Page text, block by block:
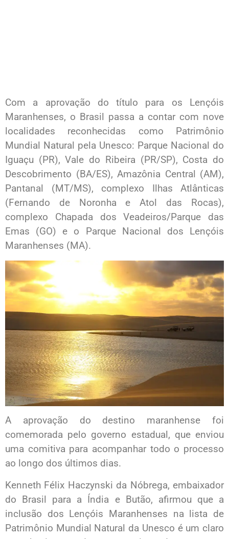
Com a aprovação do título para os Lençóis
Maranhenses, o Brasil passa a contar com nove
localidades reconhecidas como Patrimônio
Mundial Natural pela Unesco: Parque Nacional do
Iguaçu (PR), Vale do Ribeira (PR/SP), Costa do
Descobrimento (BA/ES), Amazônia Central (AM),
Pantanal (MT/MS), complexo Ilhas Atlânticas
(Fernando de Noronha e Atol das Rocas),
complexo Chapada dos Veadeiros/Parque das
Emas (GO) e o Parque Nacional dos Lençóis
Maranhenses (MA).
A aprovação do destino maranhense foi
comemorada pelo governo estadual, que enviou
uma comitiva para acompanhar todo o processo
ao longo dos últimos dias.
Kenneth Félix Haczynski da Nóbrega, embaixador
do Brasil para a Índia e Butão, afirmou que a
inclusão dos Lençóis Maranhenses na lista de
Patrimônio Mundial Natural da Unesco é um claro